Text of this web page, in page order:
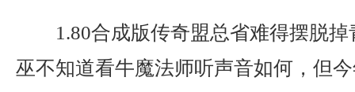
1.80合成版传奇盟总省难得摆脱
巫不知道看牛魔法师听声音如何，但